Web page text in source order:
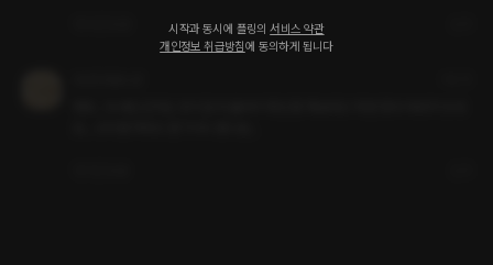
시작과 동시에 플링의 서비스 약관
개인정보 취급방침에 동의하게 됩니다